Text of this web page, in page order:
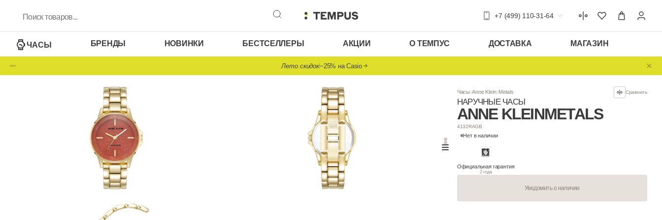
+7 (499) 110-31-64
ЧАСЫ БРЕНДЫ НОВИНКИ БЕСТСЕЛЛЕРЫ АКЦИИ О ТЕМПУС ДОСТАВКА МАГАЗИН
Лето скидок−25% на Casio
Часы Anne Klein Metals
НАРУЧНЫЕ ЧАСЫ
2 года